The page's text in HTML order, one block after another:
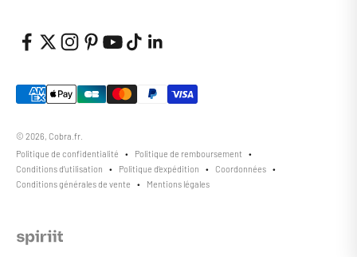
© 2026, Cobra.fr.
Politique de confidentialité
Politique de remboursement
Conditions d’utilisation
Politique d’expédition
Coordonnées
Conditions générales de vente
Mentions légales